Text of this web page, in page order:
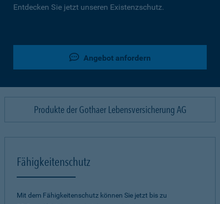
Entdecken Sie jetzt unseren Existenzschutz.
Angebot anfordern
Produkte der Gothaer Lebensversicherung AG
Fähigkeitenschutz
Mit dem Fähigkeitenschutz können Sie jetzt bis zu